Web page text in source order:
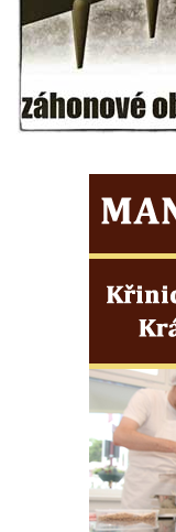
Leipzig
Socha Iásón v
Socha Mladý
Socha Býk v
Socha
Socha slona v
Socha Faun s
Socha divokého
Socha světce
Vltavou
Pamětní kámen
– Hořín u Lužce
Strom svobody